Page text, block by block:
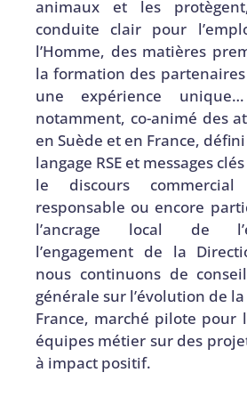
animaux et les
conduite clair pour
l’Homme, des matières
la formation des
une expérience
notamment, co-animé des
en Suède et en France,
langage RSE et messages
le discours
responsable ou encore
l’ancrage local de
l’engagement de la
nous continuons de
générale sur l’évolution de la
France, marché pilote pour
équipes métier sur des
à impact positif.